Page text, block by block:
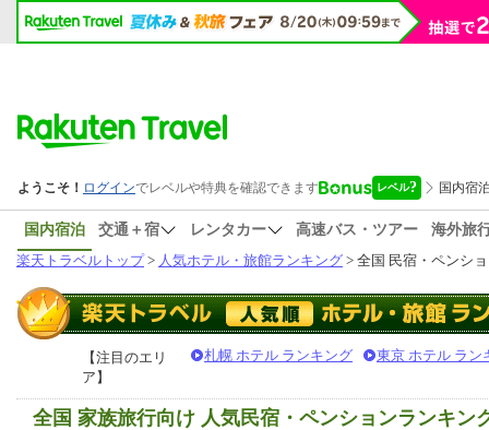
国内宿泊 交通＋宿 レンタカー 高速バス・ツアー
海外旅
楽天トラベルトップ> 人気ホテル・旅館ランキング > 全国 民宿・ペンシ
【注目のエリ
ア】
札幌 ホテル ランキング 東京 ホテル ラン
全国 家族旅行向け 人気民宿・ペンションランキン